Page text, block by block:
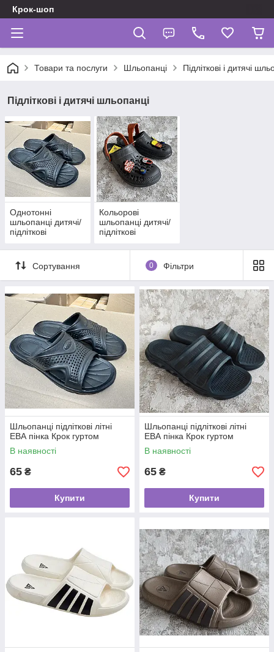
Крок-шоп
Товари та послуги Шльопанці Підліткові і дитячі
Підліткові і дитячі шльопанці
Однотонні
шльопанці дитячі/
підліткові
Кольорові
шльопанці дитячі/
підліткові
Сортування 0 Фільтри
Шльопанці підліткові літні
ЕВА пінка Крок гуртом
В наявності
65 ₴
Купити
Шльопанці підліткові літні
ЕВА пінка Крок гуртом
В наявності
65 ₴
Купити